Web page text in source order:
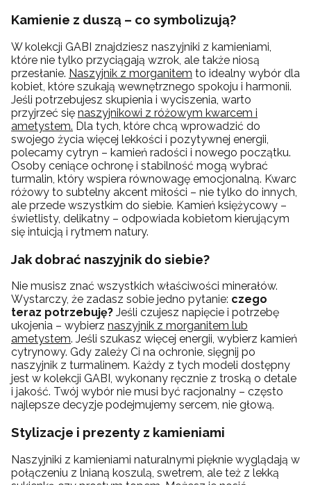
Kamienie z duszą – co symbolizują?
W kolekcji GABI znajdziesz naszyjniki z kamieniami,
które nie tylko przyciągają wzrok, ale także niosą
przesłanie. Naszyjnik z morganitem to idealny wybór dla
kobiet, które szukają wewnętrznego spokoju i harmonii.
Jeśli potrzebujesz skupienia i wyciszenia, warto
przyjrzeć się naszyjnikowi z różowym kwarcem i
ametystem. Dla tych, które chcą wprowadzić do
swojego życia więcej lekkości i pozytywnej energii,
polecamy cytryn – kamień radości i nowego początku.
Osoby ceniące ochronę i stabilność mogą wybrać
turmalin, który wspiera równowagę emocjonalną. Kwarc
różowy to subtelny akcent miłości – nie tylko do innych,
ale przede wszystkim do siebie. Kamień księżycowy –
świetlisty, delikatny – odpowiada kobietom kierującym
się intuicją i rytmem natury.
Jak dobrać naszyjnik do siebie?
Nie musisz znać wszystkich właściwości minerałów.
Wystarczy, że zadasz sobie jedno pytanie: czego
teraz potrzebuję? Jeśli czujesz napięcie i potrzebę
ukojenia – wybierz naszyjnik z morganitem lub
ametystem. Jeśli szukasz więcej energii, wybierz kamień
cytrynowy. Gdy zależy Ci na ochronie, sięgnij po
naszyjnik z turmalinem. Każdy z tych modeli dostępny
jest w kolekcji GABI, wykonany ręcznie z troską o detale
i jakość. Twój wybór nie musi być racjonalny – często
najlepsze decyzje podejmujemy sercem, nie głową.
Stylizacje i prezenty z kamieniami
Naszyjniki z kamieniami naturalnymi pięknie wyglądają w
połączeniu z lnianą koszulą, swetrem, ale też z lekką